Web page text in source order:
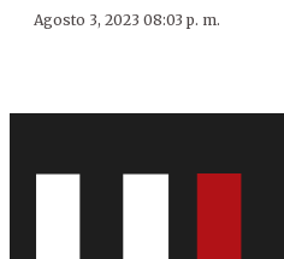
Agosto 3, 2023 08:03 p. m.